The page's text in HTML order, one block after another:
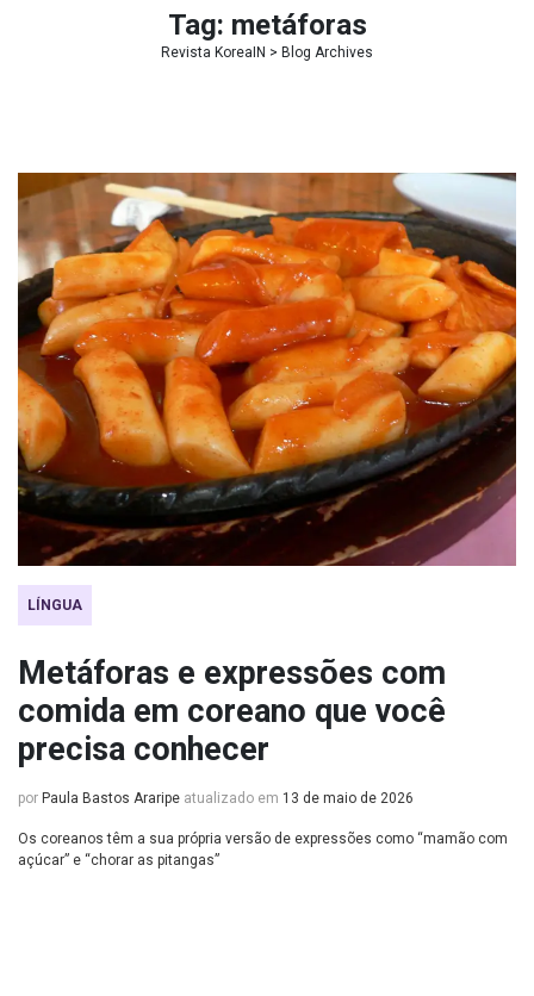
Tag: metáforas
Revista KoreaIN > Blog Archives
LÍNGUA
Metáforas e expressões com
comida em coreano que você
precisa conhecer
por Paula Bastos Araripe atualizado em 13 de maio de 2026
Os coreanos têm a sua própria versão de expressões como “mamão com
açúcar” e “chorar as pitangas”